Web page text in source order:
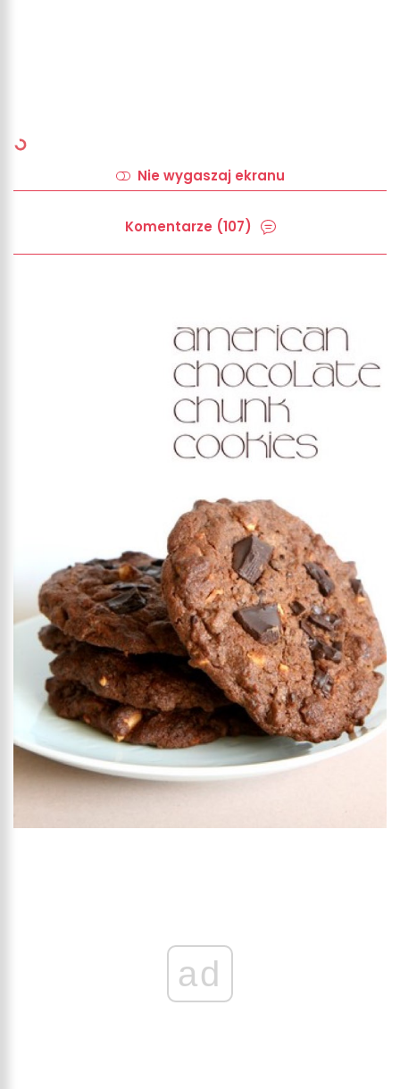
Nie wygaszaj ekranu
Komentarze (107)
ad